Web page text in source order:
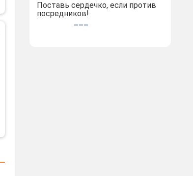
Поставь сердечко, если против
посредников!